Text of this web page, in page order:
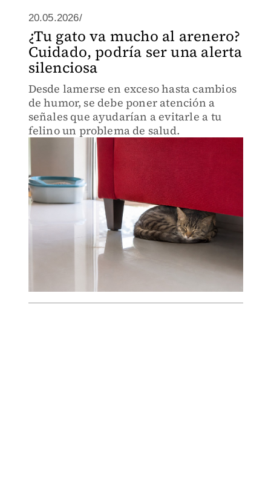
20.05.2026/
¿Tu gato va mucho al arenero?
Cuidado, podría ser una alerta
silenciosa
Desde lamerse en exceso hasta cambios
de humor, se debe poner atención a
señales que ayudarían a evitarle a tu
felino un problema de salud.